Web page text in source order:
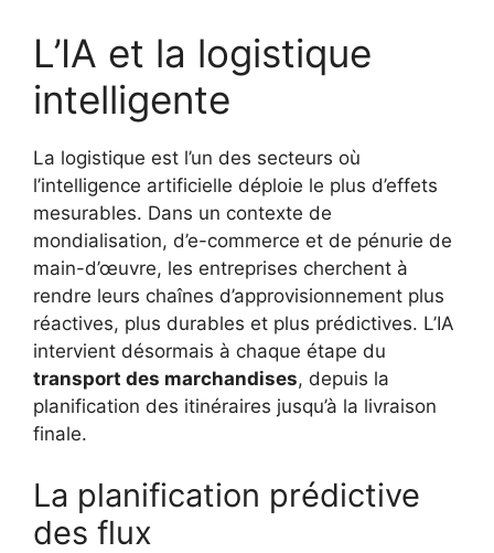
L’IA et la logistique
intelligente
La logistique est l’un des secteurs où
l’intelligence artificielle déploie le plus d’effets
mesurables. Dans un contexte de
mondialisation, d’e-commerce et de pénurie de
main-d’œuvre, les entreprises cherchent à
rendre leurs chaînes d’approvisionnement plus
réactives, plus durables et plus prédictives. L’IA
intervient désormais à chaque étape du
transport des marchandises, depuis la
planification des itinéraires jusqu’à la livraison
finale.
La planification prédictive
des flux